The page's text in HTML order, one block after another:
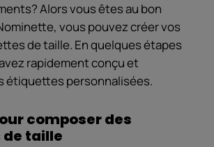
Alors vous êtes au bon
vous pouvez créer vos
de taille. En quelques étapes
rapidement conçu et
étiquettes personnalisées.
composer des
taille